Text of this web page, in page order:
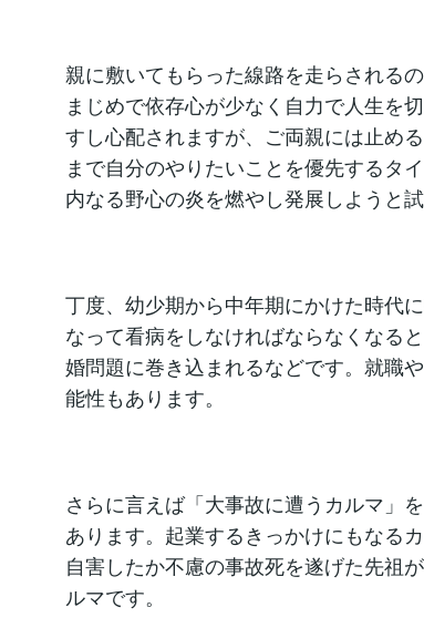
親に敷いてもらった線路を走らされる
まじめで依存心が少なく自力で人生を
すし心配されますが、ご両親には止め
まで自分のやりたいことを優先するタ
内なる野心の炎を燃やし発展しようと試
丁度、幼少期から中年期にかけた時代
なって看病をしなければならなくなる
婚問題に巻き込まれるなどです。就職
能性もあります。
さらに言えば「大事故に遭うカルマ」
あります。起業するきっかけにもなる
自害したか不慮の事故死を遂げた先祖
ルマです。